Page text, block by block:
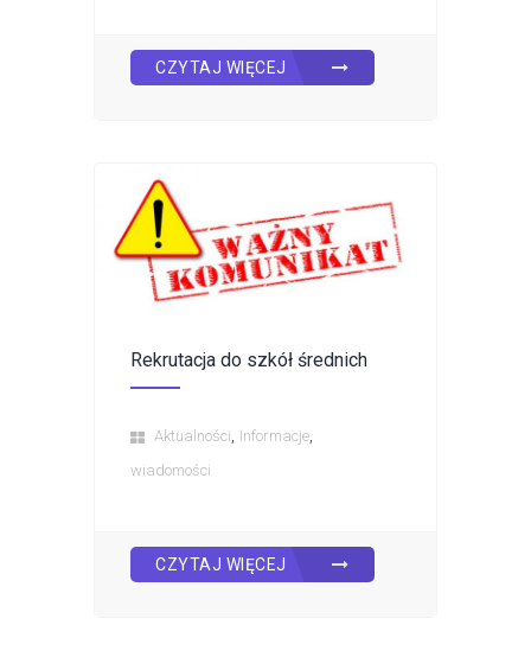
CZYTAJ WIĘCEJ
Rekrutacja do szkół średnich
Aktualności Informacje
wiadomości
CZYTAJ WIĘCEJ